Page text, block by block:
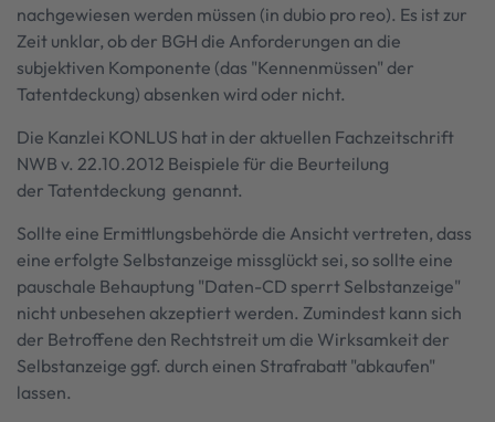
nachgewiesen werden müssen (in dubio pro reo). Es ist zur
Zeit unklar, ob der BGH die Anforderungen an die
subjektiven Komponente (das "Kennenmüssen" der
Tatentdeckung) absenken wird oder nicht.
Die Kanzlei KONLUS hat in der aktuellen Fachzeitschrift
NWB v. 22.10.2012 Beispiele für die Beurteilung
der Tatentdeckung genannt.
Sollte eine Ermittlungsbehörde die Ansicht vertreten, dass
eine erfolgte Selbstanzeige missglückt sei, so sollte eine
pauschale Behauptung "Daten-CD sperrt Selbstanzeige"
nicht unbesehen akzeptiert werden. Zumindest kann sich
der Betroffene den Rechtstreit um die Wirksamkeit der
Selbstanzeige ggf. durch einen Strafrabatt "abkaufen"
lassen.